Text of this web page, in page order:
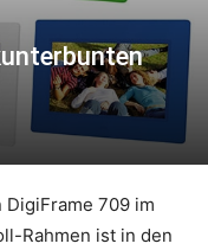
709 im
Rahmen ist in den